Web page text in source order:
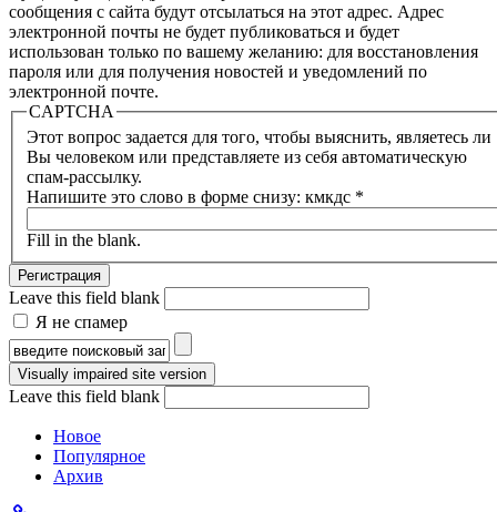
сообщения с сайта будут отсылаться на этот адрес. Адрес
электронной почты не будет публиковаться и будет
использован только по вашему желанию: для восстановления
пароля или для получения новостей и уведомлений по
электронной почте.
CAPTCHA
Этот вопрос задается для того, чтобы выяснить, являетесь ли
Вы человеком или представляете из себя автоматическую
спам-рассылку.
Напишите это слово в форме снизу: кмкдс *
Fill in the blank.
Leave this field blank
Я не спамер
Я спамер
Форма поиска
Leave this field blank
Новое
Популярное
Архив